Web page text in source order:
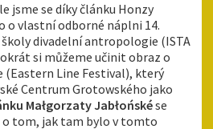
jsme se díky článku Honzy
o vlastní odborné náplni 14.
divadelní antropologie (ISTA
si můžeme učinit obraz o
(Eastern Line Festival), který
Centrum Grotowského jako
Małgorzaty Jabłońskése
tom, jak tam bylo v tomto